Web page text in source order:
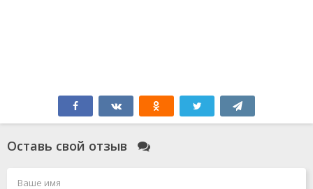
Оставь свой отзыв